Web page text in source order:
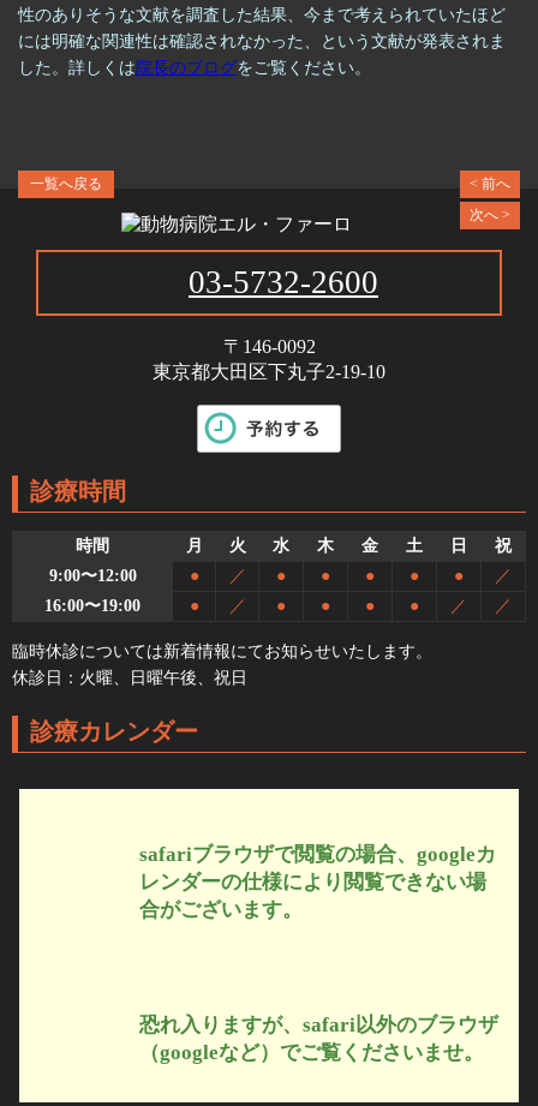
性のありそうな文献を調査した結果、今まで考えられていたほど
には明確な関連性は確認されなかった、という文献が発表されま
した。詳しくは 院長のブログをご覧ください。
一覧へ戻る
< 前へ
次へ >
03-5732-2600
〒146-0092
東京都大田区下丸子2-19-10
診療時間
時間 月 火 水 木 金 土 日
祝
9:00〜12:00
● ／ ● ● ● ● ●
／
16:00〜19:00
● ／ ● ● ● ● ／ ／
臨時休診については新着情報にてお知らせいたします。
休診日：火曜、日曜午後、祝日
診療カレンダー
safariブラウザで閲覧の場合、googleカ
レンダーの仕様により閲覧できない場
合がございます。
恐れ入りますが、safari以外のブラウザ
（googleなど）でご覧くださいませ。